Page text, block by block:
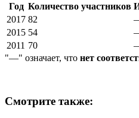
Год Количество участников
2017 82
2015 54
2011 70
"—" означает, что нет
Смотрите также: